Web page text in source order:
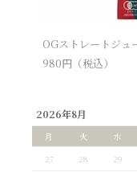
OGストレートジュ
980円（税込）
2026年8月
月 火 水
27
28 29